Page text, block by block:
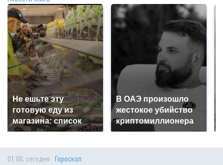
Не ешьте эту
готовую еду из
магазина: список
В ОАЭ произошло
жестокое убийство
криптомиллионера
01:00, сегодня Гороскоп